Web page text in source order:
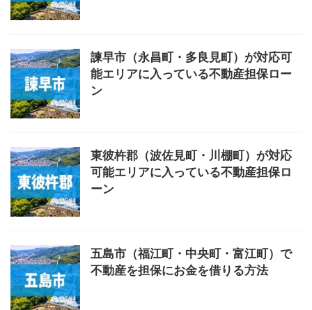
諫早市（永昌町・多良見町）が対応可
能エリアに入っている不動産担保ロー
ン
東彼杵郡（波佐見町・川棚町）が対応
可能エリアに入っている不動産担保ロ
ーン
五島市（福江町・中央町・富江町）で
不動産を担保にお金を借りる方法